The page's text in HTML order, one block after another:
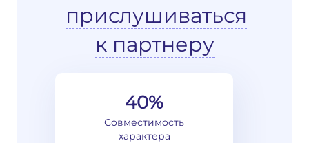
прислушиваться
к партнеру
40%
Совместимость
характера